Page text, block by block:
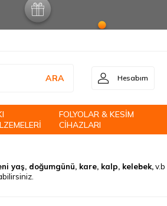
ARA Hesabım
FOLYOLAR & KESİM
CİHAZLARI
yaş, doğumgünü, kare, kalp, kelebek,v.b